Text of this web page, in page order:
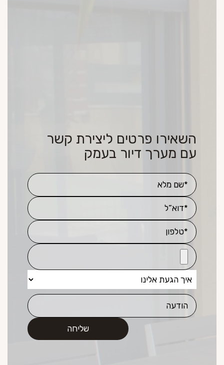
השאירו פרטים ליצירת קשר
עם מערך דיור בעמק